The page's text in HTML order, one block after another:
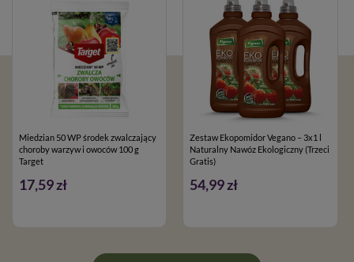
Miedzian 50 WP środek zwalczający
choroby warzyw i owoców 100 g
Target
17,59 zł
Zestaw Ekopomidor Vegano – 3x1 l
Naturalny Nawóz Ekologiczny (Trzeci
Gratis)
54,99 zł